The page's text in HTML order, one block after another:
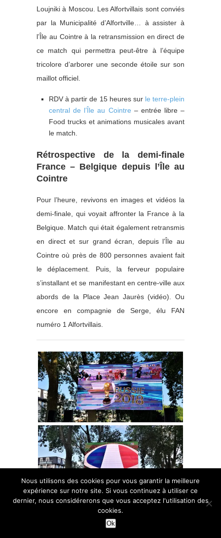
Loujniki à Moscou. Les Alfortvillais sont conviés
par la Municipalité d’Alfortville… à assister à
l’Île au Cointre à la retransmission en direct de
ce match qui permettra peut-être à l’équipe
tricolore d’arborer une seconde étoile sur son
maillot officiel.
RDV à partir de 15 heures sur le terre-plein
central de l’Île au Cointre – entrée libre –
Food trucks et animations musicales avant
le match.
Rétrospective de la demi-finale
France – Belgique depuis l’Île au
Cointre
Pour l’heure, revivons en images et vidéos la
demi-finale, qui voyait affronter la France à la
Belgique. Match qui était également retransmis
en direct et sur grand écran, depuis l’Île au
Cointre où près de 800 personnes avaient fait
le déplacement. Puis, la ferveur populaire
s’installant et se manifestant en centre-ville aux
abords de la Place Jean Jaurès (vidéo). Ou
encore en compagnie de Serge, élu FAN
numéro 1 Alfortvillais.
Nous utilisons des cookies pour vous garantir la meilleure
expérience sur notre site. Si vous continuez à utiliser ce
dernier, nous considérerons que vous acceptez l'utilisation des
cookies.
Ok